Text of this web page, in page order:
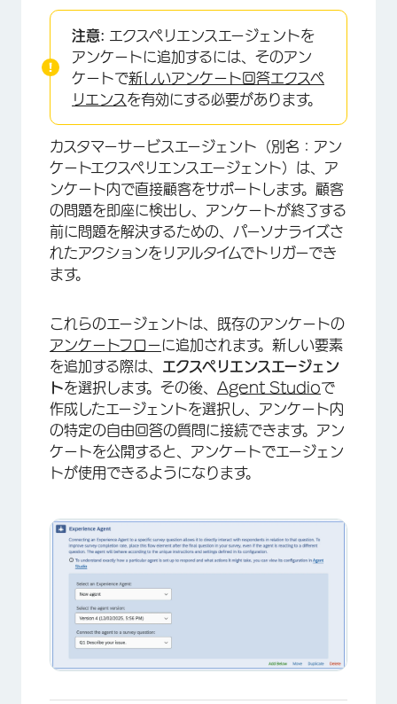
注意: エクスペリエンスエージェントを
アンケートに追加するには、そのアン
ケートで新しいアンケート回答エクスペ
リエンスを有効にする必要があります。
カスタマーサービスエージェント（別名：アン
ケートエクスペリエンスエージェント）は、ア
ンケート内で直接顧客をサポートします。顧客
の問題を即座に検出し、アンケートが終了する
前に問題を解決するための、パーソナライズさ
れたアクションをリアルタイムでトリガーでき
ます。
これらのエージェントは、既存のアンケートの
アンケートフローに追加されます。新しい要素
を追加する際は、
エクスペリエンスエージェン
トを選択します。その後、 Agent Studioで
作成したエージェントを選択し、アンケート内
の特定の自由回答の質問に接続できます。アン
ケートを公開すると、アンケートでエージェン
トが使用できるようになります。